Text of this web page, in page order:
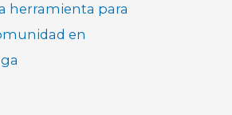
herramienta para
en